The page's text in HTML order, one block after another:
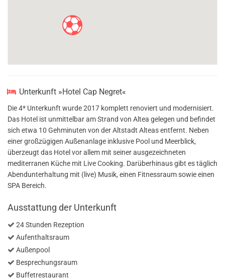
Unterkunft »Hotel Cap Negret«
Die 4* Unterkunft wurde 2017 komplett renoviert und modernisiert.
Das Hotel ist unmittelbar am Strand von Altea gelegen und befindet
sich etwa 10 Gehminuten von der Altstadt Alteas entfernt. Neben
einer großzügigen Außenanlage inklusive Pool und Meerblick,
überzeugt das Hotel vor allem mit seiner ausgezeichneten
mediterranen Küche mit Live Cooking. Darüberhinaus gibt es täglich
Abendunterhaltung mit (live) Musik, einen Fitnessraum sowie einen
SPA Bereich.
Ausstattung der Unterkunft
24 Stunden Rezeption
Aufenthaltsraum
Außenpool
Besprechungsraum
Buffetrestaurant